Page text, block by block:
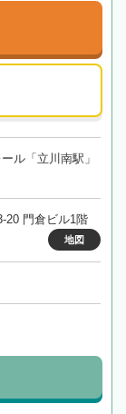
ル「立川南駅」
20 門倉ビル1階
地図